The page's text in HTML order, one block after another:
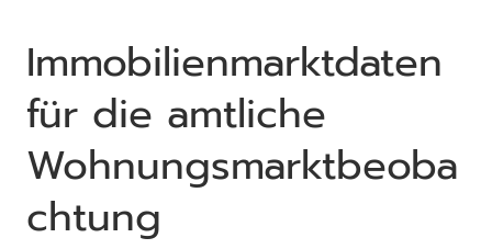
Immobilienmarktdaten
für die amtliche
Wohnungsmarktbeoba
chtung